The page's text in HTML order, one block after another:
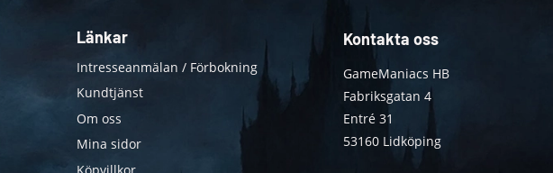
Länkar
Intresseanmälan / Förbokning
Kundtjänst
Om oss
Mina sidor
Kontakta oss
GameManiacs HB
Fabriksgatan 4
Entré 31
53160 Lidköping